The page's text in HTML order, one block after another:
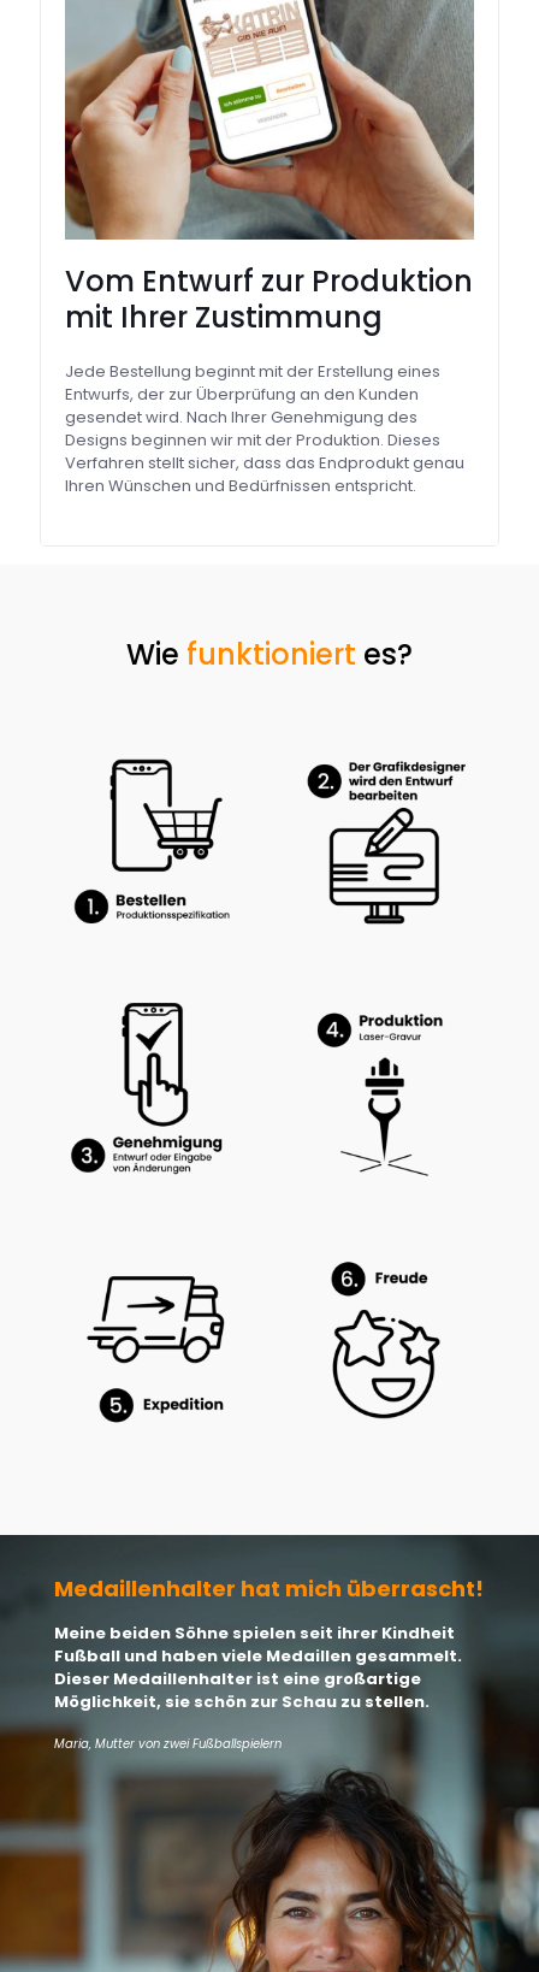
Vom Entwurf zur Produktion
mit Ihrer Zustimmung
Jede Bestellung beginnt mit der Erstellung eines
Entwurfs, der zur Überprüfung an den Kunden
gesendet wird. Nach Ihrer Genehmigung des
Designs beginnen wir mit der Produktion. Dieses
Verfahren stellt sicher, dass das Endprodukt genau
Ihren Wünschen und Bedürfnissen entspricht.
Wie funktioniert es?
Medaillenhalter hat mich überrascht!
Meine beiden Söhne spielen seit ihrer Kindheit
Fußball und haben viele Medaillen gesammelt.
Dieser Medaillenhalter ist eine großartige
Möglichkeit, sie schön zur Schau zu stellen.
Maria, Mutter von zwei Fußballspielern